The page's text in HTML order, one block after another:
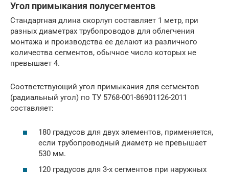
Угол примыкания полусегментов
Стандартная длина скорлуп составляет 1 метр, при
разных диаметрах трубопроводов для облегчения
монтажа и производства ее делают из различного
количества сегментов, обычное число которых не
превышает 4.
Соответствующий угол примыкания для сегментов
(радиальный угол) по ТУ 5768-001-86901126-2011
составляет:
180 градусов для двух элементов, применяется,
если трубопроводный диаметр не превышает
530 мм.
120 градусов для 3-х сегментов при наружных